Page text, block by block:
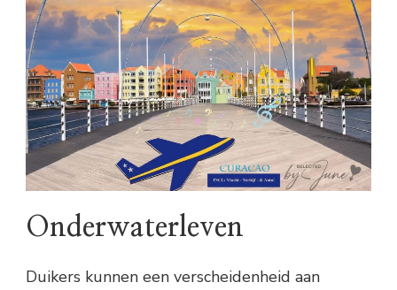
Onderwaterleven
Duikers kunnen een verscheidenheid aan